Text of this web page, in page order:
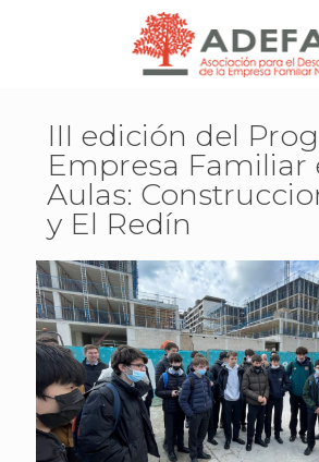
III edición del
Empresa Familiar
Aulas:
y El Redín